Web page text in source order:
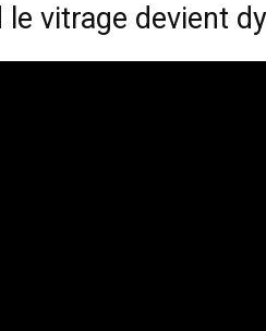
vitrage devient